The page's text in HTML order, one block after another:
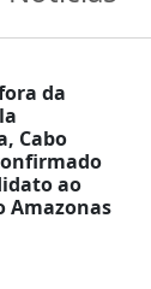
da
Cabo
ao
Amazonas